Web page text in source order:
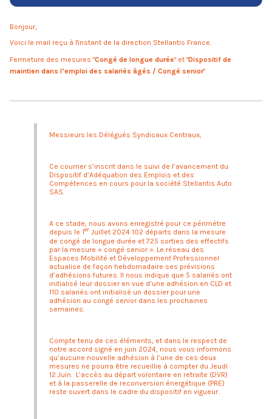
Bonjour,
Voici le mail reçu à l'instant de la direction Stellantis France.
Fermeture des mesures "Congé de longue durée" et "Dispositif de
maintien dans l’emploi des salariés âgés / Congé senior"
Messieurs les Délégués Syndicaux Centraux,
Ce courrier s’inscrit dans le suivi de l’avancement du
Dispositif d’Adéquation des Emplois et des
Compétences en cours pour la société Stellantis Auto
SAS.
A ce stade, nous avons enregistré pour ce périmètre
depuis le 1er Juillet 2024 102 départs dans la mesure
de congé de longue durée et 725 sorties des effectifs
par la mesure « congé senior ». Le réseau des
Espaces Mobilité et Développement Professionnel
actualise de façon hebdomadaire ses prévisions
d’adhésions futures. Il nous indique que 5 salariés ont
initialisé leur dossier en vue d’une adhésion en CLD et
110 salariés ont initialisé un dossier pour une
adhésion au congé senior dans les prochaines
semaines.
Compte tenu de ces éléments, et dans le respect de
notre accord signé en juin 2024, nous vous informons
qu’aucune nouvelle adhésion à l’une de ces deux
mesures ne pourra être recueillie à compter du Jeudi
12 Juin. L’accès au départ volontaire en retraite (DVR)
et à la passerelle de reconversion énergétique (PRE)
reste ouvert dans le cadre du dispositif en vigueur.